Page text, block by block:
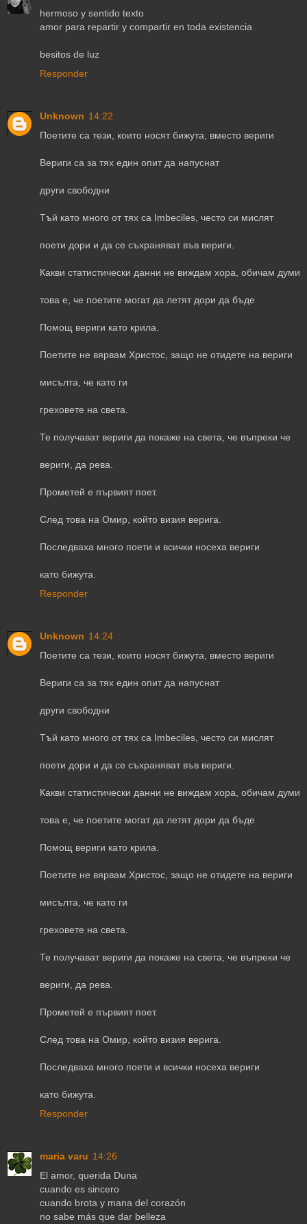
hermoso y sentido texto
amor para repartir y compartir en toda existencia
besitos de luz
Responder
Unknown 14:22
Поетите са тези, които носят бижута, вместо вериги
Вериги са за тях един опит да напуснат
други свободни
Тъй като много от тях са Imbeciles, често си мислят
поети дори и да се съхраняват във вериги.
Какви статистически данни не виждам хора, обичам думи
това е, че поетите могат да летят дори да бъде
Помощ вериги като крила.
Поетите не вярвам Христос, защо не отидете на вериги
мисълта, че като ги
греховете на света.
Те получават вериги да покаже на света, че въпреки че
вериги, да рева.
Прометей е първият поет.
След това на Омир, който визия верига.
Последваха много поети и всички носеха вериги
като бижута.
Responder
Unknown 14:24
Поетите са тези, които носят бижута, вместо вериги
Вериги са за тях един опит да напуснат
други свободни
Тъй като много от тях са Imbeciles, често си мислят
поети дори и да се съхраняват във вериги.
Какви статистически данни не виждам хора, обичам думи
това е, че поетите могат да летят дори да бъде
Помощ вериги като крила.
Поетите не вярвам Христос, защо не отидете на вериги
мисълта, че като ги
греховете на света.
Те получават вериги да покаже на света, че въпреки че
вериги, да рева.
Прометей е първият поет.
След това на Омир, който визия верига.
Последваха много поети и всички носеха вериги
като бижута.
Responder
maria varu 14:26
El amor, querida Duna
cuando es sincero
cuando brota y mana del corazón
no sabe más que dar belleza